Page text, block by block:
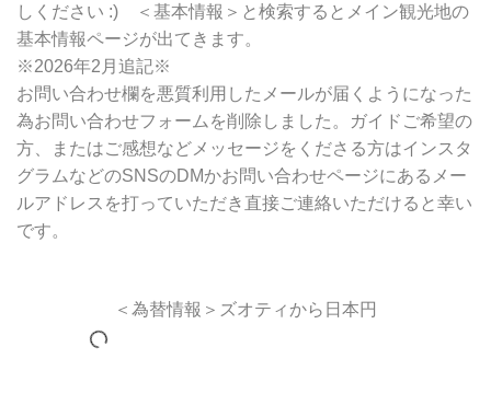
しください :) ＜基本情報＞と検索するとメイン観光地の
基本情報ページが出てきます。
※2026年2月追記※
お問い合わせ欄を悪質利用したメールが届くようになった
為お問い合わせフォームを削除しました。ガイドご希望の
方、またはご感想などメッセージをくださる方はインスタ
グラムなどのSNSのDMかお問い合わせページにあるメー
ルアドレスを打っていただき直接ご連絡いただけると幸い
です。
＜為替情報＞ズオティから日本円